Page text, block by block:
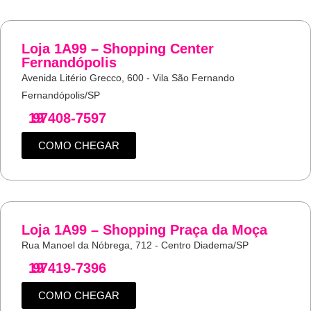
Loja 1A99 – Shopping Center
Fernandópolis
Avenida Litério Grecco, 600 - Vila São Fernando
Fernandópolis/SP
19
97408-7597
COMO CHEGAR
Loja 1A99 – Shopping Praça da Moça
Rua Manoel da Nóbrega, 712 - Centro Diadema/SP
19
97419-7396
COMO CHEGAR